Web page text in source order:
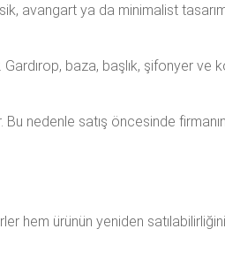
avangart ya da minimalist
baza, başlık, şifonyer ve
nedenle satış öncesinde
hem ürünün yeniden